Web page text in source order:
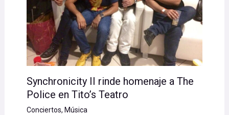
Synchronicity II rinde homenaje a The
Police en Tito’s Teatro
Conciertos, Música